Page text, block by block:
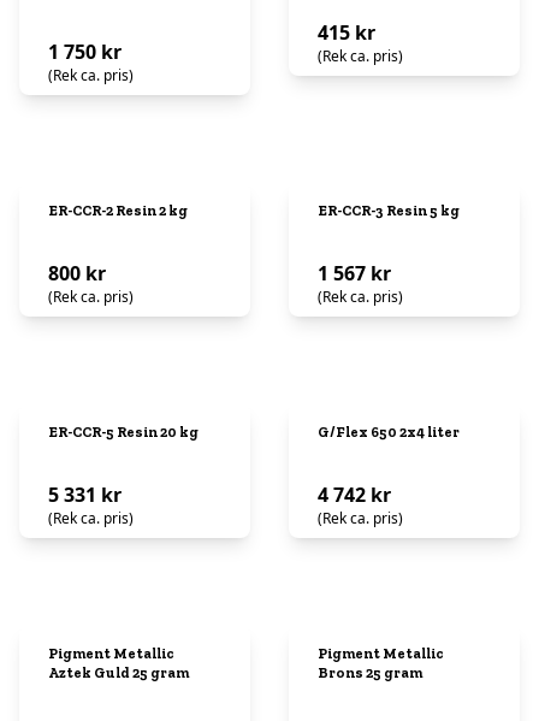
1 750 kr
(Rek ca. pris)
415 kr
(Rek ca. pris)
ER-CCR-2 Resin 2 kg
800 kr
(Rek ca. pris)
ER-CCR-3 Resin 5 kg
1 567 kr
(Rek ca. pris)
ER-CCR-5 Resin 20 kg
5 331 kr
(Rek ca. pris)
G/Flex 650 2x4 liter
4 742 kr
(Rek ca. pris)
Pigment Metallic
Aztek Guld 25 gram
Pigment Metallic
Brons 25 gram